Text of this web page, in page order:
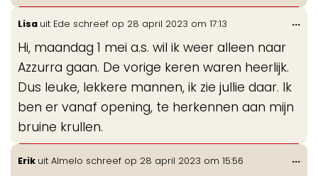
Lisa uit Ede schreef op 28 april 2023 om 17:13
Hi, maandag 1 mei a.s. wil ik weer alleen naar
Azzurra gaan. De vorige keren waren heerlijk.
Dus leuke, lekkere mannen, ik zie jullie daar. Ik
ben er vanaf opening, te herkennen aan mijn
bruine krullen.
...
Erik uit Almelo schreef op 28 april 2023 om 15:56 ...